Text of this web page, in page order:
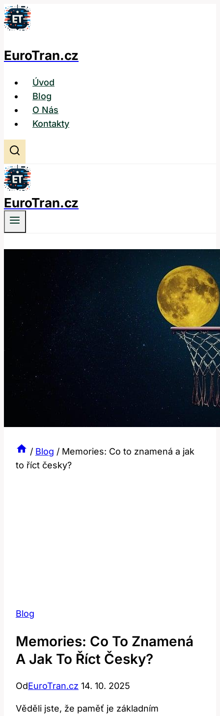
Přeskočit
na
EuroTran.cz
Úvod
Blog
O Nás
Kontakty
EuroTran.cz
/ Blog / Memories: Co to znamená a jak
to říct česky?
Blog
Memories: Co To Znamená
A Jak To Říct Česky?
OdEuroTran.cz 14. 10. 2025
Věděli jste, že paměť je základním